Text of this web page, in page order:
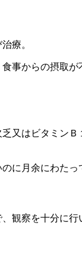
療。
事からの摂取が
又はビタミン
に月余にわたっ
観察を十分に